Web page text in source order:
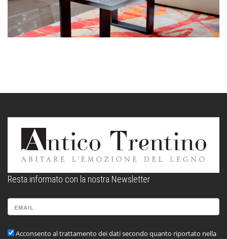
Resta informato con la nostra Newsletter
Acconsento al trattamento dei dati secondo quanto riportato nella